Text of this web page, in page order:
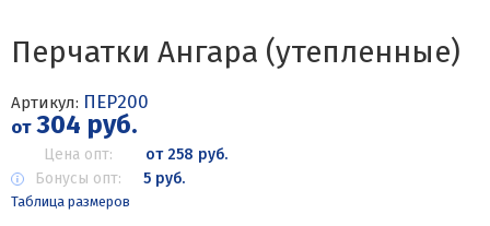
Перчатки Ангара (утепленные)
Артикул: ПЕР200
от304 руб.
Цена опт:
от 258 руб.
Бонусы опт:
5 руб.
Таблица размеров